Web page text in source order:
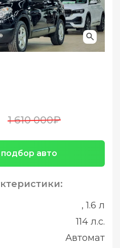
1 610 000₽
авто
, 1.6 л
114 л.с.
Автомат